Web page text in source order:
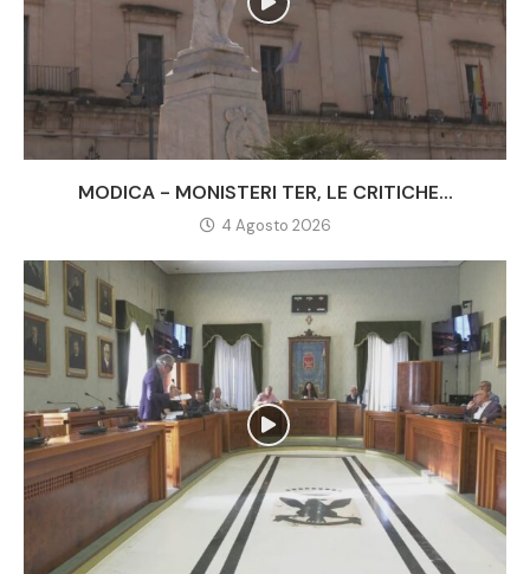
MODICA - MONISTERI TER, LE CRITICHE...
4 Agosto 2026